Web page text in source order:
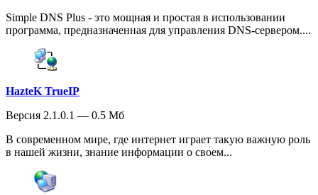
Simple DNS Plus - это мощная и простая в использовании
программа, предназначенная для управления DNS-сервером....
HazteK TrueIP
Версия 2.1.0.1 — 0.5 Мб
В современном мире, где интернет играет такую важную роль
в нашей жизни, знание информации о своем...